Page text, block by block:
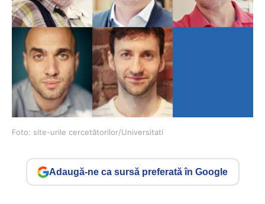
Foto: site-urile cercetătorilor/Universitati
Adaugă-ne ca sursă preferată în Google